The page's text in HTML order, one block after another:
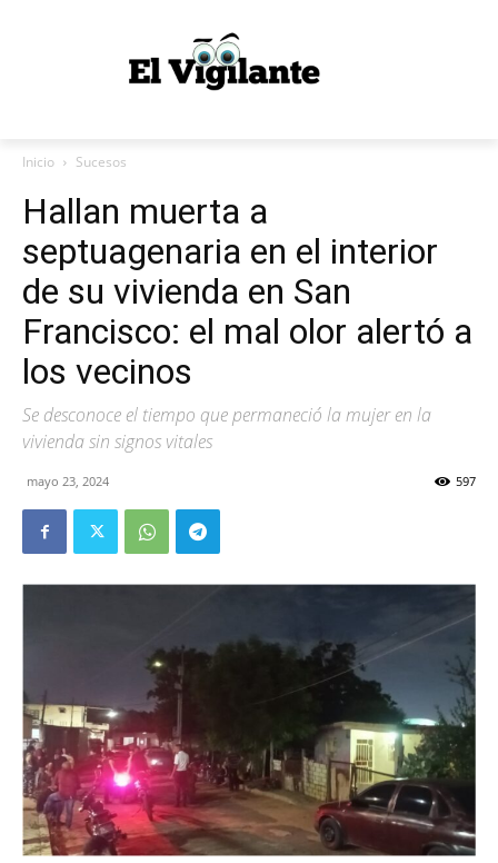
Inicio Sucesos
Hallan muerta a
septuagenaria en el interior
de su vivienda en San
Francisco: el mal olor alertó a
los vecinos
Se desconoce el tiempo que permaneció la mujer en la
vivienda sin signos vitales
mayo 23, 2024 597